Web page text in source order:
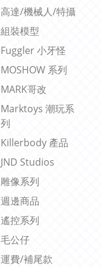
高達/機械人/特攝
組裝模型
Fuggler 小牙怪
MOSHOW 系列
MARK哥改
Marktoys 潮玩系
列
Killerbody 產品
JND Studios
雕像系列
週邊商品
遙控系列
毛公仔
運費/補尾款